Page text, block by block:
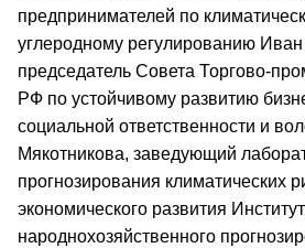
предпринимателей по
углеродному регулированию
председатель Совета Торгово-
РФ по устойчивому развитию
социальной ответственности и
Мякотникова, заведующий
прогнозирования климатических
экономического развития
народнохозяйственного